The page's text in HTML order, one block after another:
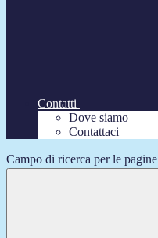
Contatti
Dove siamo
Contattaci
Campo di ricerca per le